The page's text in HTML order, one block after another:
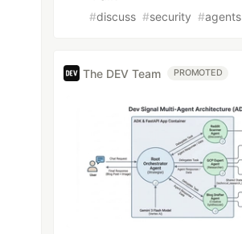
#discuss #security #agents
The DEV Team PROMOTED